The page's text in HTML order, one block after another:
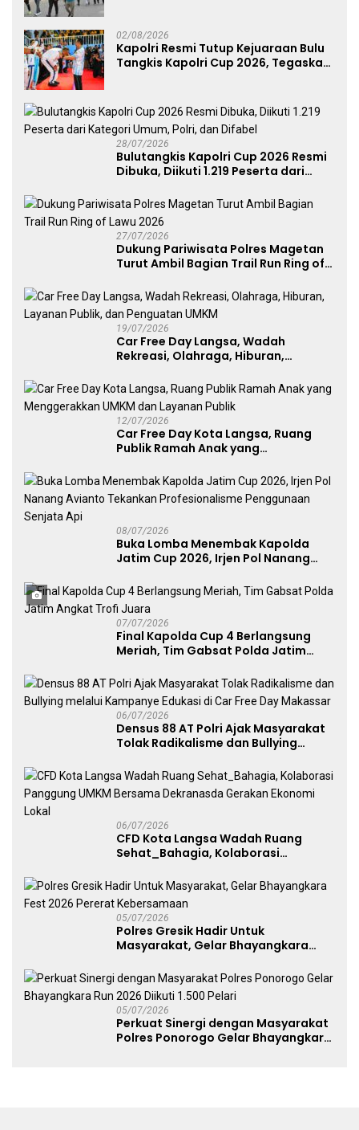
02/08/2026
Kapolri Resmi Tutup Kejuaraan Bulu
Tangkis Kapolri Cup 2026, Tegaskan
28/07/2026
Bulutangkis Kapolri Cup 2026 Resmi
Dibuka, Diikuti 1.219 Peserta dari
27/07/2026
Dukung Pariwisata Polres Magetan
Turut Ambil Bagian Trail Run Ring of
19/07/2026
Car Free Day Langsa, Wadah
Rekreasi, Olahraga, Hiburan,
UMKM
12/07/2026
Car Free Day Kota Langsa, Ruang
Publik Ramah Anak yang
Publik
08/07/2026
Buka Lomba Menembak Kapolda
Jatim Cup 2026, Irjen Pol Nanang
Penggunaan Senjata Api
07/07/2026
Final Kapolda Cup 4 Berlangsung
Meriah, Tim Gabsat Polda Jatim
06/07/2026
Densus 88 AT Polri Ajak Masyarakat
Tolak Radikalisme dan Bullying
Free Day Makassar
06/07/2026
CFD Kota Langsa Wadah Ruang
Sehat_Bahagia, Kolaborasi
Dekranasda Gerakan Ekonomi Lokal
05/07/2026
Polres Gresik Hadir Untuk
Masyarakat, Gelar Bhayangkara
05/07/2026
Perkuat Sinergi dengan Masyarakat
Polres Ponorogo Gelar Bhayangkara